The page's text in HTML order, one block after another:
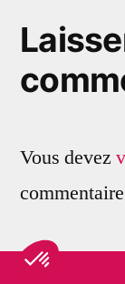
Vous devez